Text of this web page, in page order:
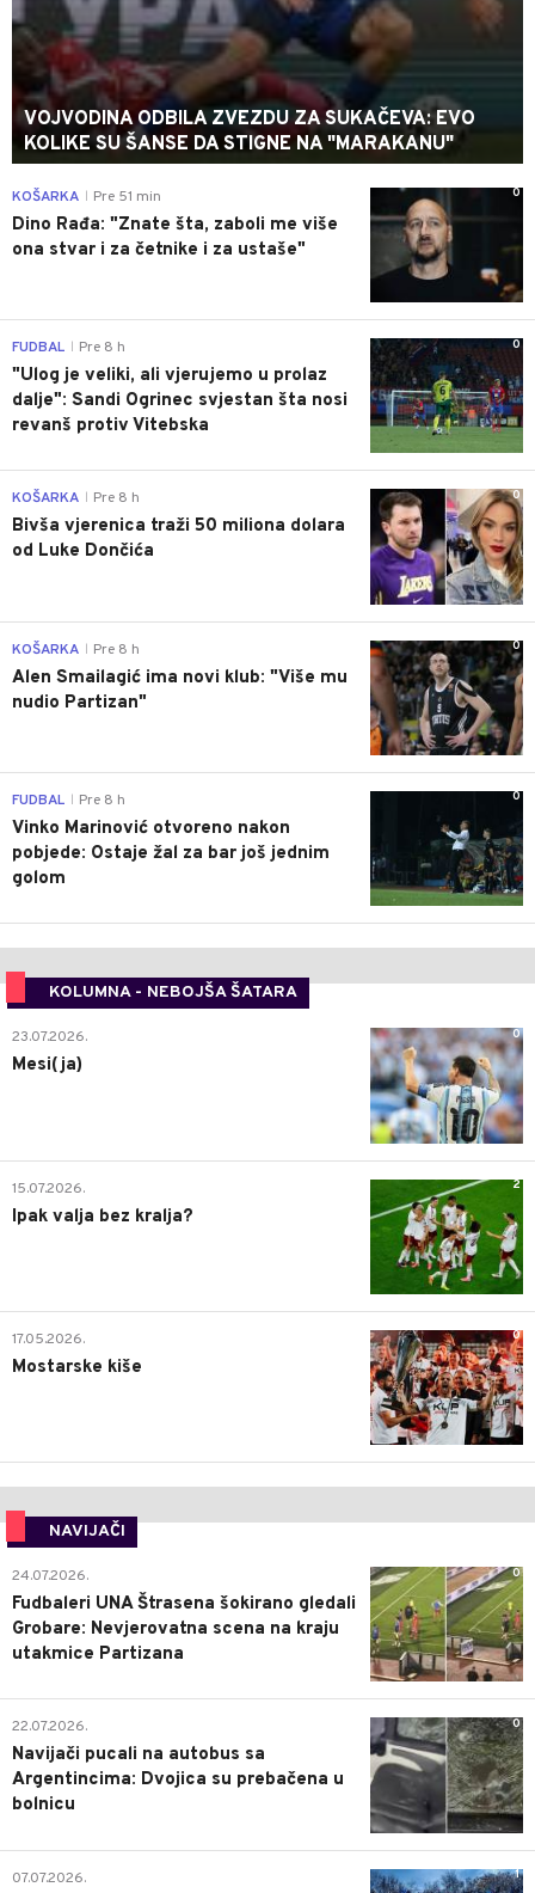
VOJVODINA ODBILA ZVEZDU ZA SUKAČEVA: EVO
KOLIKE SU ŠANSE DA STIGNE NA "MARAKANU"
0
KOŠARKA Pre 51 min
Dino Rađa: "Znate šta, zaboli me više
ona stvar i za četnike i za ustaše"
0
FUDBAL Pre 8 h
"Ulog je veliki, ali vjerujemo u prolaz
dalje": Sandi Ogrinec svjestan šta nosi
revanš protiv Vitebska
0
KOŠARKA Pre 8 h
Bivša vjerenica traži 50 miliona dolara
od Luke Dončića
0
KOŠARKA Pre 8 h
Alen Smailagić ima novi klub: "Više mu
nudio Partizan"
0
FUDBAL Pre 8 h
Vinko Marinović otvoreno nakon
pobjede: Ostaje žal za bar još jednim
golom
KOLUMNA - NEBOJŠA ŠATARA
0
23.07.2026.
Mesi(ja)
2
15.07.2026.
Ipak valja bez kralja?
0
17.05.2026.
Mostarske kiše
NAVIJAČI
0
24.07.2026.
Fudbaleri UNA Štrasena šokirano gledali
Grobare: Nevjerovatna scena na kraju
utakmice Partizana
0
22.07.2026.
Navijači pucali na autobus sa
Argentincima: Dvojica su prebačena u
bolnicu
1
07.07.2026.